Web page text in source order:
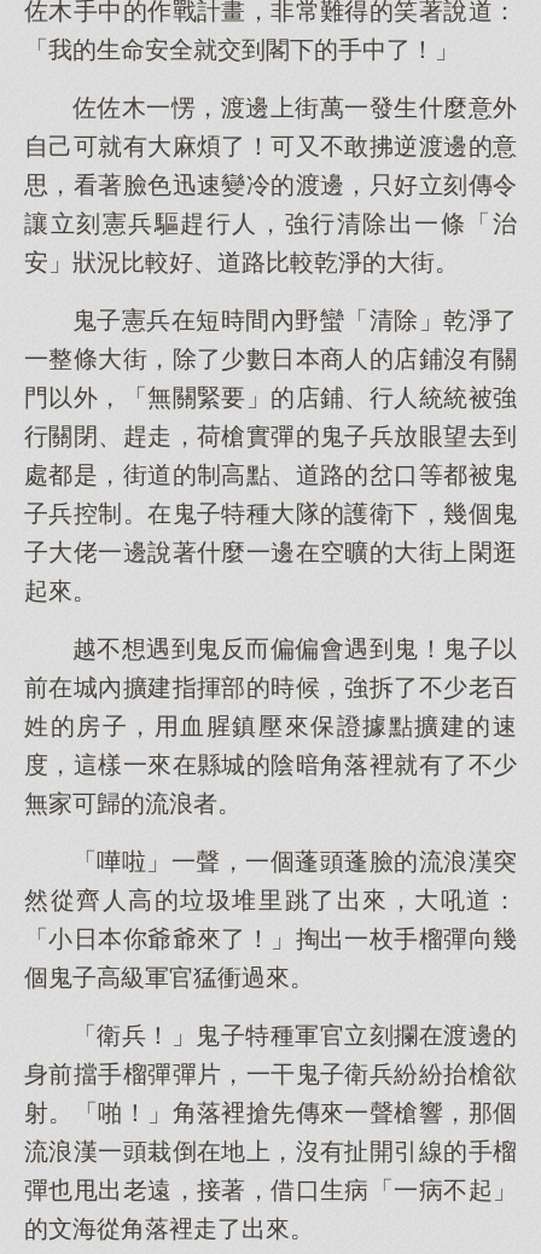
佐木手中的作戰計畫，非常難得的笑著說道：
「我的生命安全就交到閣下的手中了！」
佐佐木一愣，渡邊上街萬一發生什麼意外
自己可就有大麻煩了！可又不敢拂逆渡邊的意
思，看著臉色迅速變冷的渡邊，只好立刻傳令
讓立刻憲兵驅趕行人，強行清除出一條「治
安」狀況比較好、道路比較乾淨的大街。
鬼子憲兵在短時間內野蠻「清除」乾淨了
一整條大街，除了少數日本商人的店鋪沒有關
門以外，「無關緊要」的店鋪、行人統統被強
行關閉、趕走，荷槍實彈的鬼子兵放眼望去到
處都是，街道的制高點、道路的岔口等都被鬼
子兵控制。在鬼子特種大隊的護衛下，幾個鬼
子大佬一邊說著什麼一邊在空曠的大街上閑逛
起來。
越不想遇到鬼反而偏偏會遇到鬼！鬼子以
前在城內擴建指揮部的時候，強拆了不少老百
姓的房子，用血腥鎮壓來保證據點擴建的速
度，這樣一來在縣城的陰暗角落裡就有了不少
無家可歸的流浪者。
「嘩啦」一聲，一個蓬頭蓬臉的流浪漢突
然從齊人高的垃圾堆里跳了出來，大吼道：
「小日本你爺爺來了！」掏出一枚手榴彈向幾
個鬼子高級軍官猛衝過來。
「衛兵！」鬼子特種軍官立刻攔在渡邊的
身前擋手榴彈彈片，一干鬼子衛兵紛紛抬槍欲
射。「啪！」角落裡搶先傳來一聲槍響，那個
流浪漢一頭栽倒在地上，沒有扯開引線的手榴
彈也甩出老遠，接著，借口生病「一病不起」
的文海從角落裡走了出來。